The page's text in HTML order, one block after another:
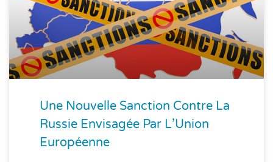
Une Nouvelle Sanction Contre La
Russie Envisagée Par L’Union
Européenne